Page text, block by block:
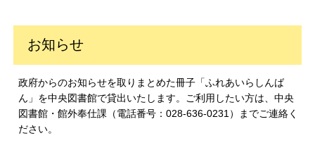
お知らせ
政府からのお知らせを取りまとめた冊子「ふれあいらしんば
ん」を中央図書館で貸出いたします。ご利用したい方は、中央
図書館・館外奉仕課（電話番号：028-636-0231）までご連絡く
ださい。